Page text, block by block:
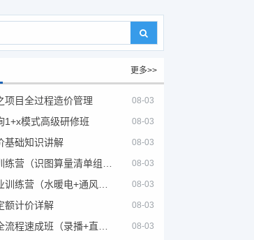
更多>>
项目全过程造价管理 08-03
1+x模式高级研修班 08-03
基础知识讲解 08-03
08-03
08-03
额计价详解 08-03
08-03